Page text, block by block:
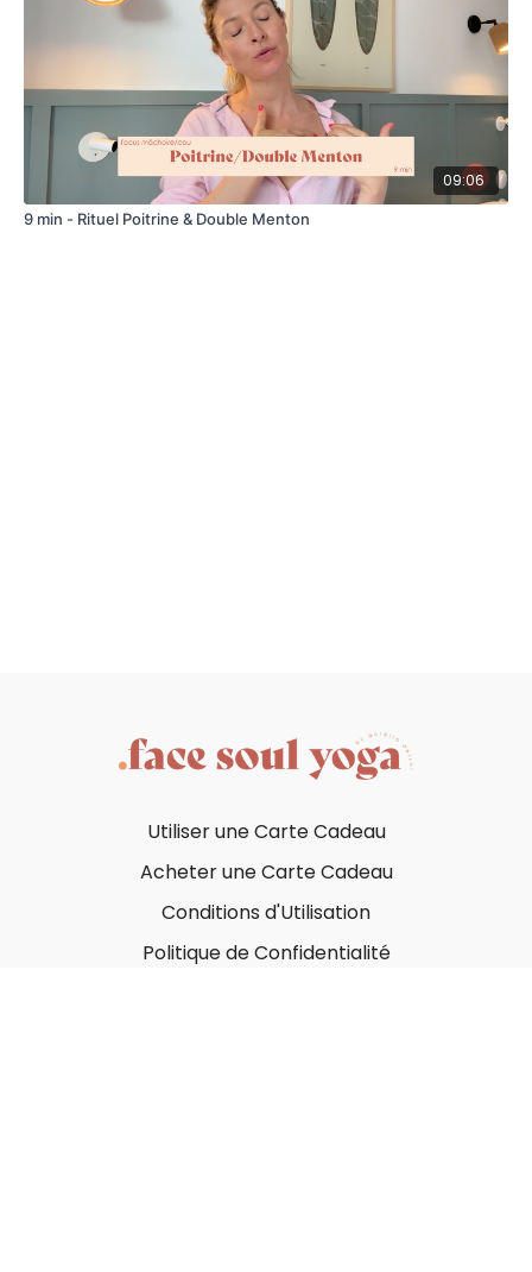
09:06
9 min - Rituel Poitrine & Double Menton
Utiliser une Carte Cadeau
Acheter une Carte Cadeau
Conditions d'Utilisation
Politique de Confidentialité